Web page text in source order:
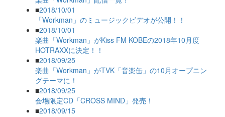
■2018/10/01
「Workman」のミュージックビデオが公開！！
■2018/10/01
楽曲「Workman」がKiss FM KOBEの2018年10月度
HOTRAXXに決定！！
■2018/09/25
楽曲「Workman」がTVK「音楽缶」の10月オープニン
グテーマに！
■2018/09/25
会場限定CD「CROSS MIND」発売！
■2018/09/15